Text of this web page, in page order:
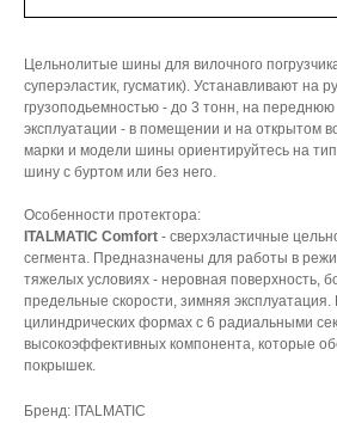
Цельнолитые шины для вилочного
суперэластик, гусматик). Устанавливают на
грузоподьемностью - до 3 тонн, на
эксплуатации - в помещении и на открытом
марки и модели шины ориентируйтесь на
шину с буртом или без него.
Особенности протектора:
ITALMATIC Comfort - сверхэластичные
сегмента. Предназначены для работы в
тяжелых условиях - неровная поверхность,
предельные скорости, зимняя
цилиндрических формах с 6 радиальными
высокоэффективных компонента, которые
покрышек.
Бренд: ITALMATIC